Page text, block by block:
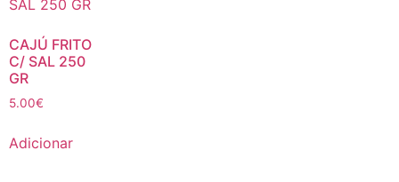
CAJÚ FRITO
C/ SAL 250
GR
5.00€
Adicionar